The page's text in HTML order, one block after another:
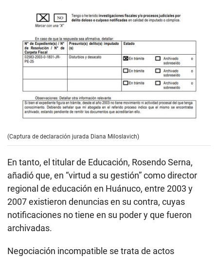
(Captura de declaración jurada Diana Miloslavich)
En tanto, el titular de Educación, Rosendo Serna,
añadió que, en “virtud a su gestión” como director
regional de educación en Huánuco, entre 2003 y
2007 existieron denuncias en su contra, cuyas
notificaciones no tiene en su poder y que fueron
archivadas.
Negociación incompatible se trata de actos